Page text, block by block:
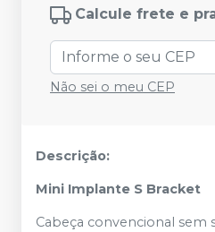
Calcule frete e
Não sei o meu CEP
Descrição:
Mini Implante S Bracket
Cabeça convencional